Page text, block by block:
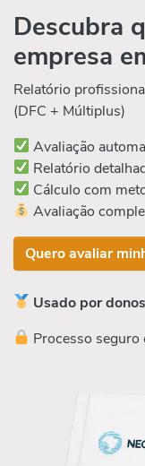
Descubra
empresa
Relatório
(DFC + Múltiplus)
Avaliação
Relatório
Cálculo com
Avaliação
Quero avaliar
Usado por
Processo seguro